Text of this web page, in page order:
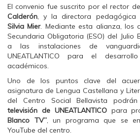
m
p
a
r
t
i
r
e
n
F
a
e
b
o
k
(
S
e
a
m
p
r
t
i
r
e
n
T
w
t
t
e
r
S
e
a
b
m
p
a
r
t
i
r
e
t
s
A
p
p
(
S
e
a
El convenio fue suscrito por el rector
Calderón, y la directora pedagógica
Silvia Mier. Mediante esta alianza, los
Secundaria Obligatoria (ESO) del Julio
a las instalaciones de
UNEATLANTICO para el
académicos.
Uno de los puntos clave del
asignatura de Lengua Castellana y
del Centro Social Bellavista
televisión de UNEATLANTICOpara
Blanco TV”, un programa que se
YouTube del centro.